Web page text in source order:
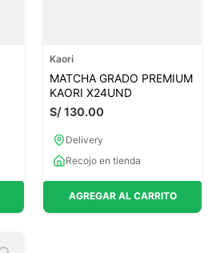
Kaori
MATCHA GRADO PREMIUM
KAORI X24UND
S/130.00
Delivery
Recojo en tienda
AGREGAR AL CARRITO